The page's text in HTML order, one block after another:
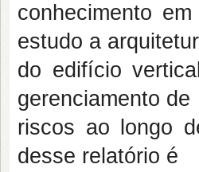
conhecimento
estudo a
do edifício
gerenciamento de
riscos ao longo
desse relatório é